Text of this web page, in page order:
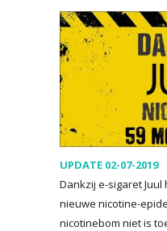
UPDATE 02-07-2019
Dankzij e-sigaret
nieuwe nicotine-
nicotinebom niet is